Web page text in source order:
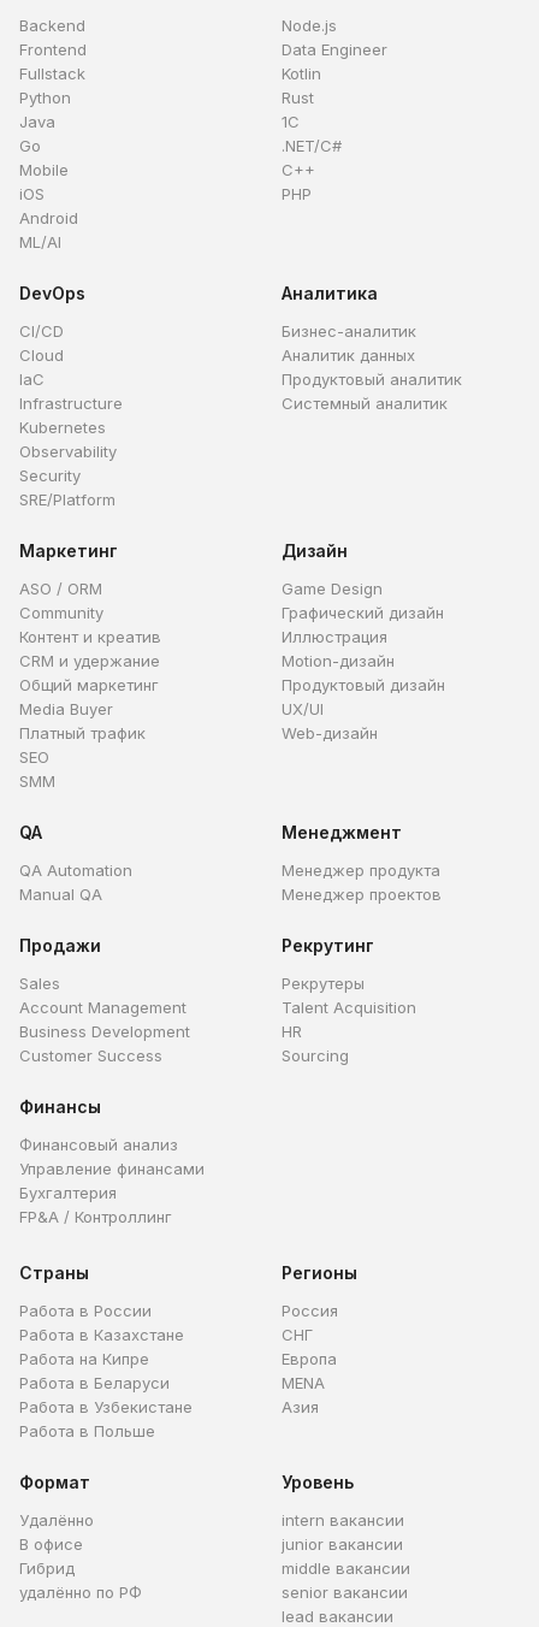
Backend
Frontend
Fullstack
Python
Java
Go
Mobile
iOS
Android
ML/AI
Node.js
Data Engineer
Kotlin
Rust
1C
.NET/C#
C++
PHP
DevOps
CI/CD
Cloud
IaC
Infrastructure
Kubernetes
Observability
Security
SRE/Platform
Аналитика
Бизнес-аналитик
Аналитик данных
Продуктовый аналитик
Системный аналитик
Маркетинг
ASO / ORM
Community
Контент и креатив
CRM и удержание
Общий маркетинг
Media Buyer
Платный трафик
SEO
SMM
Дизайн
Game Design
Графический дизайн
Иллюстрация
Motion-дизайн
Продуктовый дизайн
UX/UI
Web-дизайн
QA
QA Automation
Manual QA
Менеджмент
Менеджер продукта
Менеджер проектов
Продажи
Sales
Account Management
Business Development
Customer Success
Рекрутинг
Рекрутеры
Talent Acquisition
HR
Sourcing
Финансы
Финансовый анализ
Управление финансами
Бухгалтерия
FP&A / Контроллинг
Страны
Работа в России
Работа в Казахстане
Работа на Кипре
Работа в Беларуси
Работа в Узбекистане
Работа в Польше
Регионы
Россия
СНГ
Европа
MENA
Азия
Формат
Удалённо
В офисе
Гибрид
удалённо по РФ
Уровень
intern вакансии
junior вакансии
middle вакансии
senior вакансии
lead вакансии